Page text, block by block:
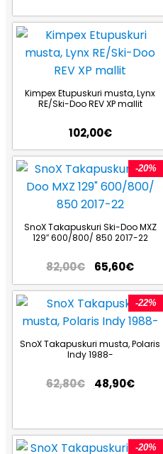
Kimpex Etupuskuri musta, Lynx
RE/Ski-Doo REV XP mallit
102,00€
-20%
SnoX Takapuskuri Ski-Doo MXZ
129″ 600/800/ 850 2017-22
82,00€ 65,60€
-22%
SnoX Takapuskuri musta, Polaris
Indy 1988-
62,80€ 48,90€
-20%